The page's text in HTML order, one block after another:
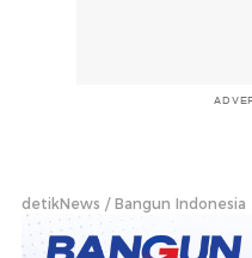
detikNews Bangun Indonesia